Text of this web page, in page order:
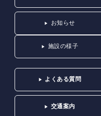
お知らせ
施設の様子
よくある質問
交通案内